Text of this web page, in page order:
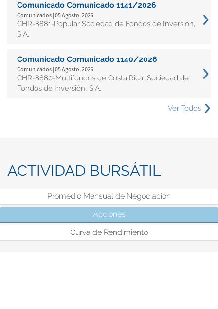
Comunicado Comunicado 1141/2026
Comunicados | 05 Agosto, 2026
CHR-8881-Popular Sociedad de Fondos de Inversión,
S.A.
Comunicado Comunicado 1140/2026
Comunicados | 05 Agosto, 2026
CHR-8880-Multifondos de Costa Rica, Sociedad de
Fondos de Inversión, S.A.
Ver Todos
ACTIVIDAD BURSÁTIL
Promedio Mensual de Negociación
Acciones
Curva de Rendimiento